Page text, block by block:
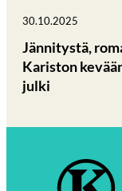
30.10.2025
Jännitystä,
Kariston
julki